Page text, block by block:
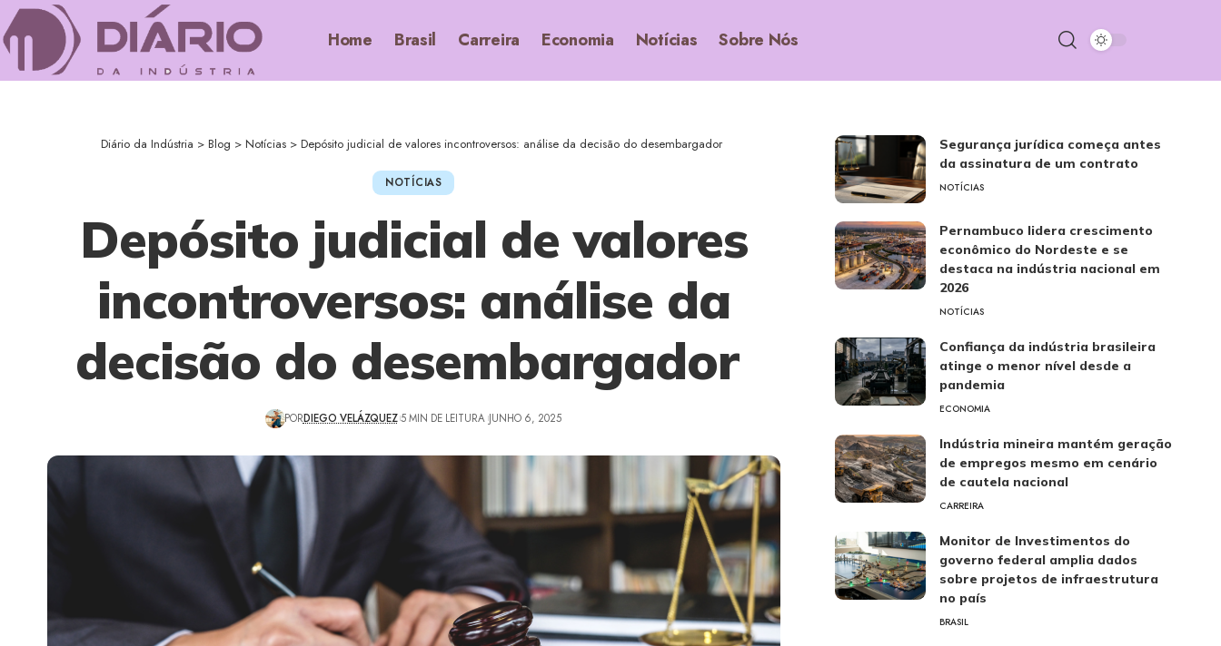
Home Brasil Carreira Economia Notícias Sobre Nós
Diário da Indústria > Blog > Notícias > Depósito judicial de valores incontroversos: análise da decisão do desembargador
NOTÍCIAS
Depósito judicial de valores
incontroversos: análise da
decisão do desembargador
PORDIEGO VELÁZQUEZ 5 MIN DE LEITURA JUNHO 6, 2025
Segurança jurídica começa antes
da assinatura de um contrato
NOTÍCIAS
Pernambuco lidera crescimento
econômico do Nordeste e se
destaca na indústria nacional em
2026
NOTÍCIAS
Confiança da indústria brasileira
atinge o menor nível desde a
pandemia
ECONOMIA
Indústria mineira mantém geração
de empregos mesmo em cenário
de cautela nacional
CARREIRA
Monitor de Investimentos do
governo federal amplia dados
sobre projetos de infraestrutura
no país
BRASIL